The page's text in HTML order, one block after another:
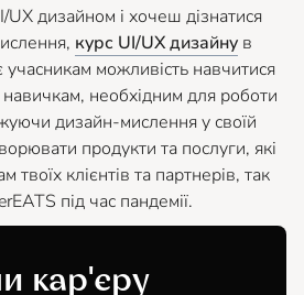
дизайном і хочеш дізнатися
курс UI/UX дизайну в
можливість навчитися
необхідним для роботи
дизайн-мислення у своїй
продукти та послуги, які
твоїх клієнтів та партнерів, так
під час пандемії.
кар'єру